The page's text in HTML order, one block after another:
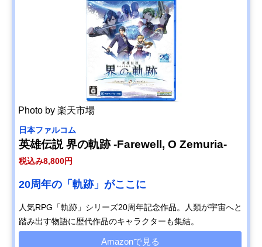
Photo by 楽天市場
日本ファルコム
英雄伝説 界の軌跡 -Farewell, O Zemuria-
税込み8,800円
20周年の「軌跡」がここに
人気RPG「軌跡」シリーズ20周年記念作品。人類が宇宙へと
踏み出す物語に歴代作品のキャラクターも集結。
Amazonで見る